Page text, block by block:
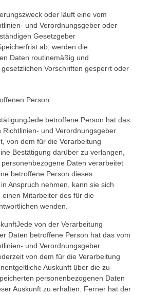
oder läuft eine vom
und Verordnungsgeber oder
Gesetzgeber
ab, werden die
Daten routinemäßig und
Vorschriften gesperrt oder
Person
betroffene Person hat das
Richtlinien- und Verordnungsgeber
von dem für die Verarbeitung
Bestätigung darüber zu verlangen,
Daten verarbeitet
betroffene Person dieses
Anspruch nehmen, kann sie sich
einen Mitarbeiter des für die
wenden.
von der Verarbeitung
Daten betroffene Person hat das vom
und Verordnungsgeber
von dem für die Verarbeitung
Auskunft über die zu
personenbezogenen Daten
Auskunft zu erhalten. Ferner hat der